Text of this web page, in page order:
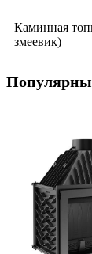
Каминная
змеевик)